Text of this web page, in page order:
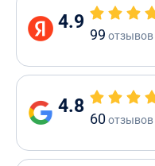
4.9
99 отзывов
4.8
60отзывов